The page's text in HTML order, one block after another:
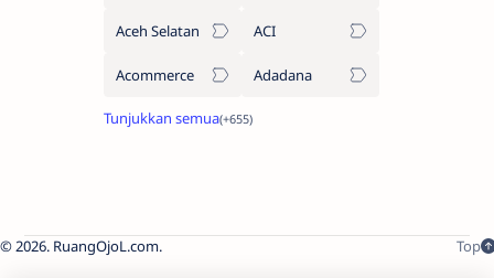
Aceh Selatan ACI
Acommerce Adadana
2026. RuangOjoL.com.